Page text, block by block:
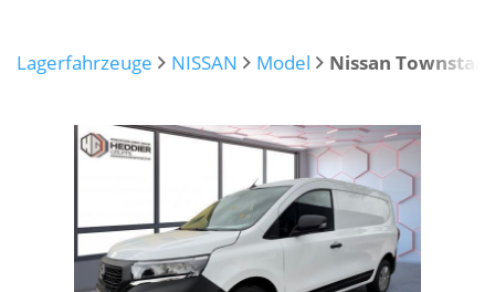
Lagerfahrzeuge NISSAN Model Nissan Townstar